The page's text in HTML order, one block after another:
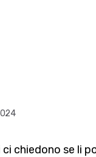
chiedono se li